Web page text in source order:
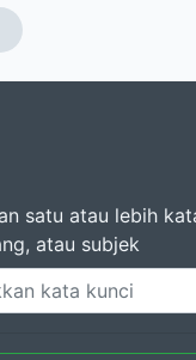
satu atau lebih
atau subjek